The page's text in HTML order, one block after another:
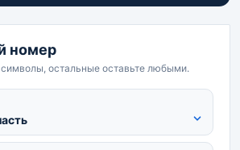
номер
остальные оставьте любыми.